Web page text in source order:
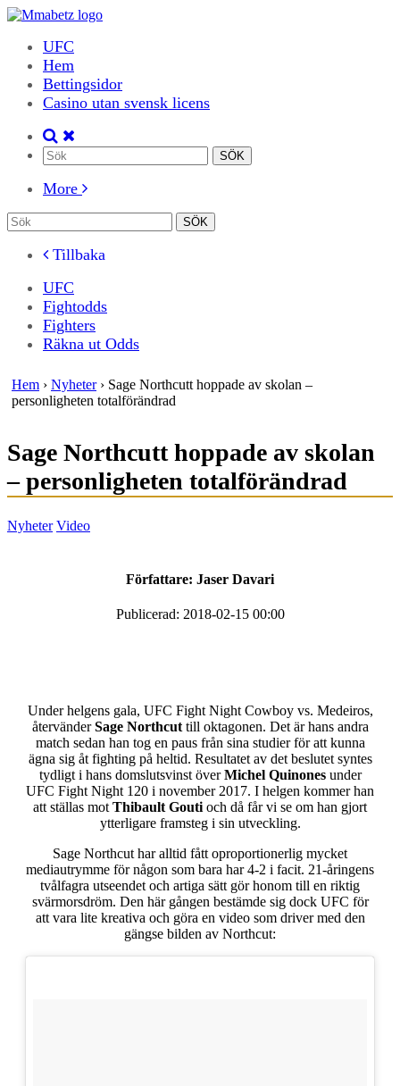
UFC
Hem
Bettingsidor
Casino utan svensk licens
More
Tillbaka
UFC
Fightodds
Fighters
Räkna ut Odds
Hem › Nyheter› Sage Northcutt hoppade av skolan –
personligheten totalförändrad
Sage Northcutt hoppade av skolan
– personligheten totalförändrad
Nyheter Video
Författare: Jaser Davari
Publicerad: 2018-02-15 00:00
Under helgens gala, UFC Fight Night Cowboy vs. Medeiros,
återvänderSage Northcuttill oktagonen. Det är hans andra
match sedan han tog en paus från sina studier för att kunna
ägna sig åt fighting på heltid. Resultatet av det beslutet syntes
tydligt i hans domslutsvinst överMichel Quinonesunder
UFC Fight Night 120 i november 2017. I helgen kommer han
att ställas mot Thibault Gouti och då får vi se om han gjort
ytterligare framsteg i sin utveckling.
Sage Northcut har alltid fått oproportionerlig mycket
mediautrymme för någon som bara har 4-2 i facit. 21-åringens
tvålfagra utseendet och artiga sätt gör honom till en riktig
svärmorsdröm. Den här gången bestämde sig dock UFC för
att vara lite kreativa och göra en video som driver med den
gängse bilden av Northcut: